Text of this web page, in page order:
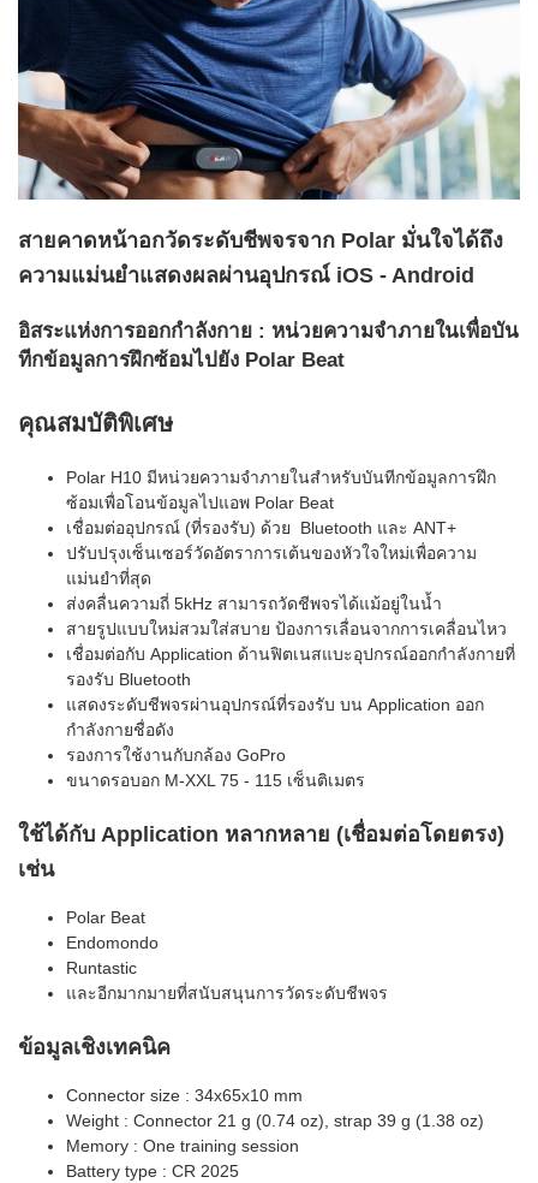
สายคาดหน้าอกวัดระดับชีพจรจาก Polar มั่นใจได้ถึง
ความแม่นยำแสดงผลผ่านอุปกรณ์ iOS - Android
อิสระแห่งการออกกำลังกาย : หน่วยความจำภายในเพื่อบัน
ทีกข้อมูลการฝึกซ้อมไปยัง Polar Beat
คุณสมบัติพิเศษ
Polar H10 มีหน่วยความจำภายในสำหรับบันทีกข้อมูลการฝึก
ซ้อมเพื่อโอนข้อมูลไปแอพ Polar Beat
เชื่อมต่ออุปกรณ์ (ที่รองรับ) ด้วย Bluetooth และ ANT+
ปรับปรุงเซ็นเซอร์วัดอัตราการเต้นของหัวใจใหม่เพื่อความ
แม่นยำที่สุด
ส่งคลื่นความถี่ 5kHz สามารถวัดชีพจรได้แม้อยู่ในน้ำ
สายรูปแบบใหม่สวมใส่สบาย ป้องการเลื่อนจากการเคลื่อนไหว
เชื่อมต่อกับ Application ด้านฟิตเนสแบะอุปกรณ์ออกกำลังกายที่
รองรับ Bluetooth
แสดงระดับชีพจรผ่านอุปกรณ์ที่รองรับ บน Application ออก
กำลังกายชื่อดัง
รองการใช้งานกับกล้อง GoPro
ขนาดรอบอก M-XXL 75 - 115 เซ็นติเมตร
ใช้ได้กับ Application หลากหลาย (เชื่อมต่อโดยตรง)
เช่น
Polar Beat
Endomondo
Runtastic
และอีกมากมายที่สนับสนุนการวัดระดับชีพจร
ข้อมูลเชิงเทคนิค
Connector size : 34x65x10 mm
Weight : Connector 21 g (0.74 oz), strap 39 g (1.38 oz)
Memory : One training session
Battery type : CR 2025